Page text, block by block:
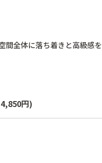
間全体に落ち着きと高級感を
円)